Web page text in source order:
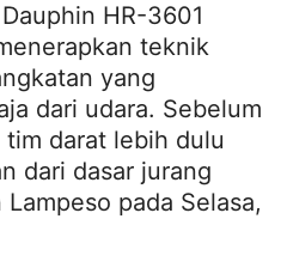
HR-3601
teknik
yang
dari udara. Sebelum
darat lebih dulu
dari dasar jurang
pada Selasa,